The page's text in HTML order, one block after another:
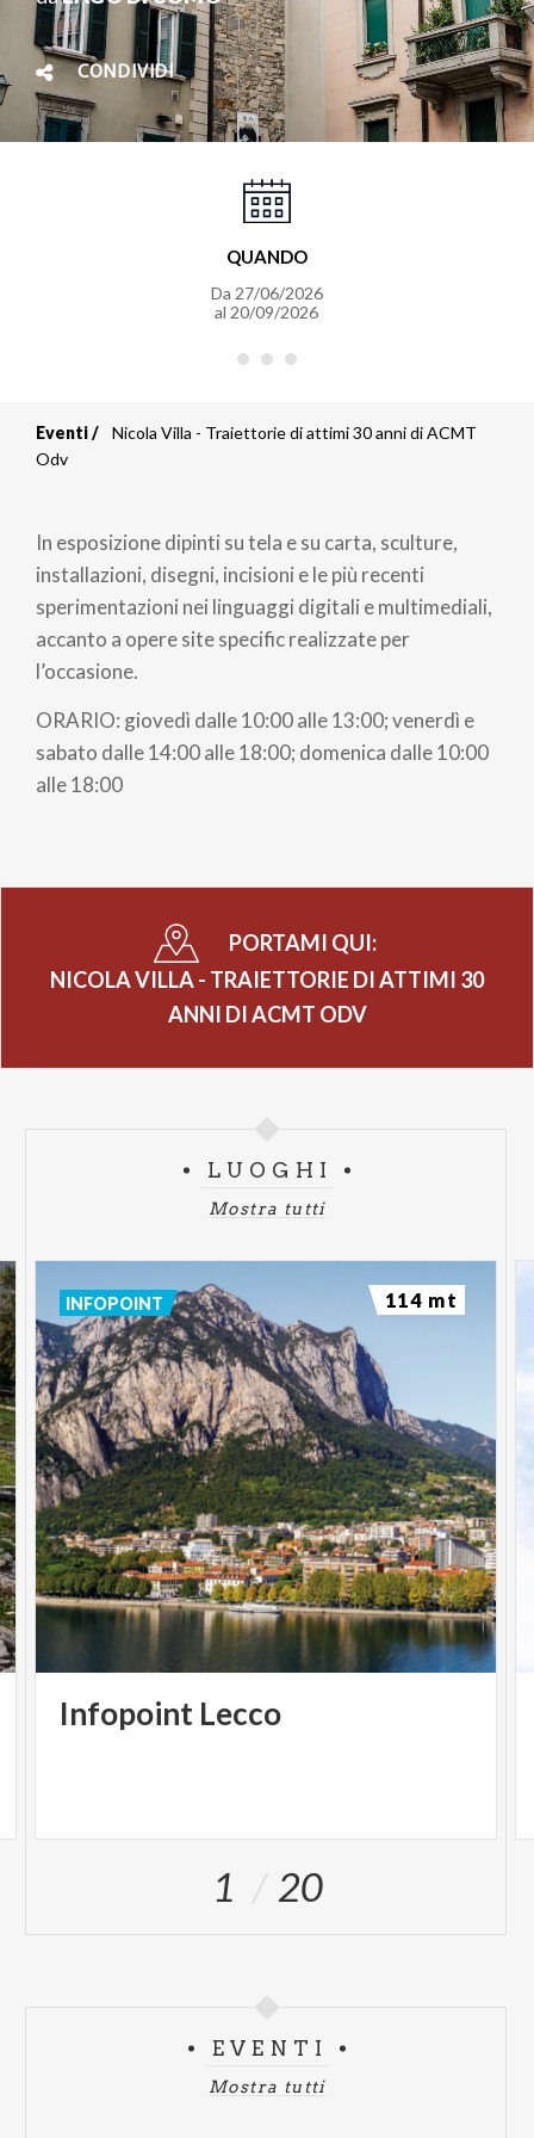
CONDIVIDI
QUANDO
Da 27/06/2026
al 20/09/2026
Briciole
pane
Eventi
Nicola Villa - Traiettorie di attimi 30 anni di ACMT
Odv
In esposizione dipinti su tela e su carta, sculture,
installazioni, disegni, incisioni e le più recenti
sperimentazioni nei linguaggi digitali e multimediali,
accanto a opere site specific realizzate per
l’occasione.
ORARIO: giovedì dalle 10:00 alle 13:00; venerdì e
sabato dalle 14:00 alle 18:00; domenica dalle 10:00
alle 18:00
PORTAMI QUI:
NICOLA VILLA - TRAIETTORIE DI ATTIMI 30
ANNI DI ACMT ODV
LUOGHI
Mostra tutti
Infopoint Lecco
INFOPOINT 114 mt
1 20
EVENTI
Mostra tutti